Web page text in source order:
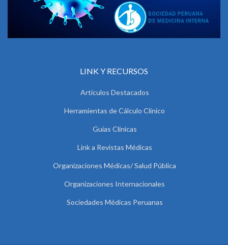
LINK Y RECURSOS
Artículos Destacados
Herramientas de Cálculo Clínico
Guías Clínicas
Link a Revistas Médicas
Organizaciones Médicas/ Salud Pública
Organizaciones Internacionales
Sociedades Médicas Peruanas